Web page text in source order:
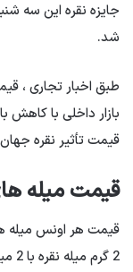
شد.
قیمت تأثیر نقره جهان ، 2 سنت ، به 2 و 2 سنت کاهش یافته
قیمت میله